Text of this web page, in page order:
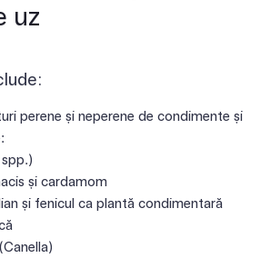
uz
perene și neperene de condimente și
și cardamom
și fenicul ca plantă condimentară